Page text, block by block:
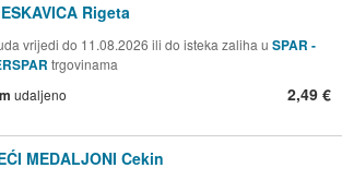
Rigeta
vrijedi do 11.08.2026 ili do isteka zaliha u SPAR -
trgovinama
udaljeno 2,49 €
MEDALJONI Cekin